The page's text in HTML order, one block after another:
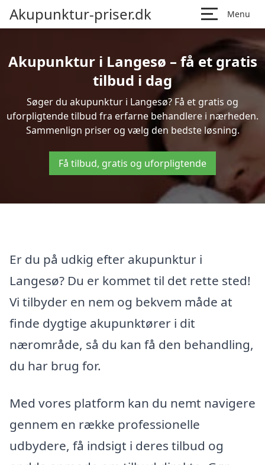
Akupunktur-priser.dk Menu
Akupunktur i Langesø – få et gratis
tilbud i dag
Søger du akupunktur i Langesø? Få et gratis og
uforpligtende tilbud fra erfarne behandlere i nærheden.
Sammenlign priser og vælg den bedste løsning.
Få tilbud, gratis og uforpligtende
Er du på udkig efter akupunktur i
Langesø? Du er kommet til det rette sted!
Vi tilbyder en nem og bekvem måde at
finde dygtige akupunktører i dit
nærområde, så du kan få den behandling,
du har brug for.
Med vores platform kan du nemt navigere
gennem en række professionelle
udbydere, få indsigt i deres tilbud og